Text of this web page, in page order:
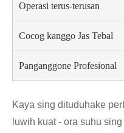
Operasi terus-terusan
Cocog kanggo Jas Tebal
Panganggone Profesional
Kaya sing dituduhake
luwih kuat - ora suhu